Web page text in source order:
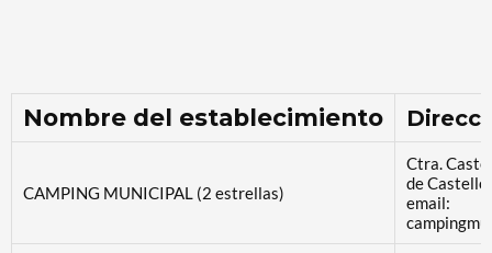
Nombre del establecimiento
CAMPING MUNICIPAL (2 estrellas)
Ctra.
de
email: